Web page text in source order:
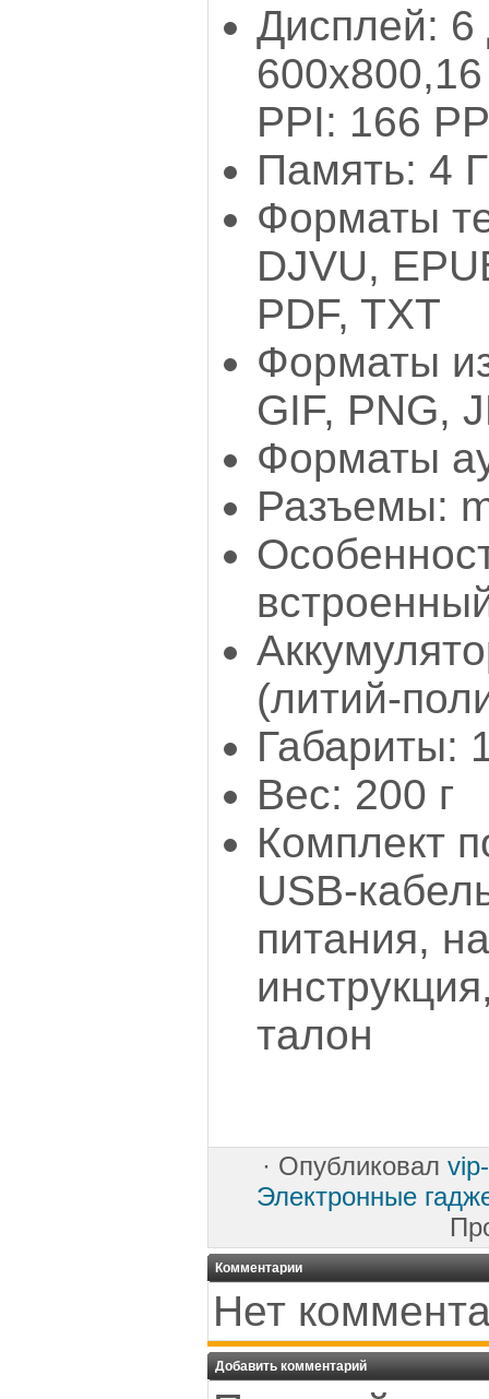
Дисплей:
PPI: 166
Память: 4
Форматы
DJVU,
PDF, TXT
Форматы
GIF, PNG,
Форматы
Разъемы:
(литий-
Габариты:
Вес: 200 г
Комплект
USB-
питания,
талон
· Опубликовал
Электронные
Комментарии
Нет
Добавить комментарий